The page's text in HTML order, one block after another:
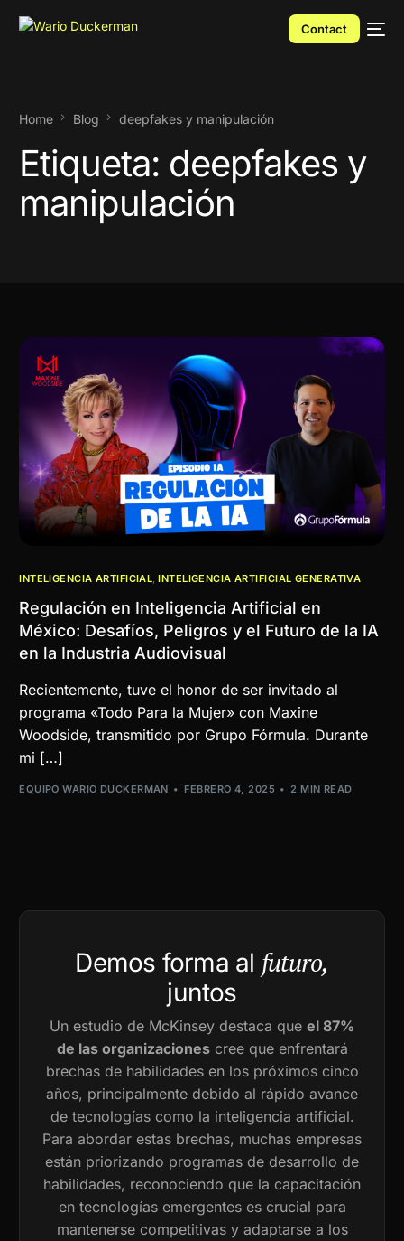
Contact
Home Blog deepfakes y manipulación
Etiqueta: deepfakes y
manipulación
INTELIGENCIA ARTIFICIAL,INTELIGENCIA ARTIFICIAL GENERATIVA
Regulación en Inteligencia Artificial en
México: Desafíos, Peligros y el Futuro de la IA
en la Industria Audiovisual
Recientemente, tuve el honor de ser invitado al
programa «Todo Para la Mujer» con Maxine
Woodside, transmitido por Grupo Fórmula. Durante
mi […]
EQUIPO WARIO DUCKERMAN FEBRERO 4, 2025 2 MIN READ
Demos forma al futuro,
juntos
Un estudio de McKinsey destaca que el 87%
de las organizacionescree que enfrentará
brechas de habilidades en los próximos cinco
años, principalmente debido al rápido avance
de tecnologías como la inteligencia artificial.
Para abordar estas brechas, muchas empresas
están priorizando programas de desarrollo de
habilidades, reconociendo que la capacitación
en tecnologías emergentes es crucial para
mantenerse competitivas y adaptarse a los